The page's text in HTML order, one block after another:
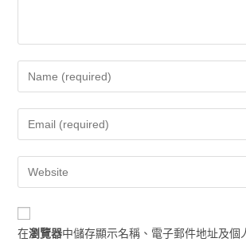
在瀏覽器中儲存顯示名稱、電子郵件地址及個